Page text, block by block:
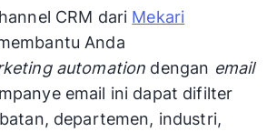
CRM dari Mekari
Anda
automation dengan email
email ini dapat difilter
departemen, industri,